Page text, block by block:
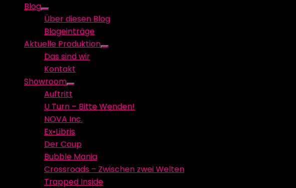
Blog
Show
sub
menu
Über diesen Blog
Blogeinträge
Aktuelle Produktion
Show
Das sind wir
Kontakt
Showroom
Show
sub
menu
Auftritt
U Turn – Bitte Wenden!
NOVA Inc.
Ex•Libris
Der Coup
Bubble Mania
Crossroads – Zwischen zwei Welten
Trapped Inside